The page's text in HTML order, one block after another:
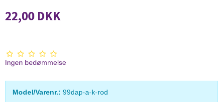
22,00 DKK
Ingen bedømmelse
Model/Varenr.: 99dap-a-k-rod